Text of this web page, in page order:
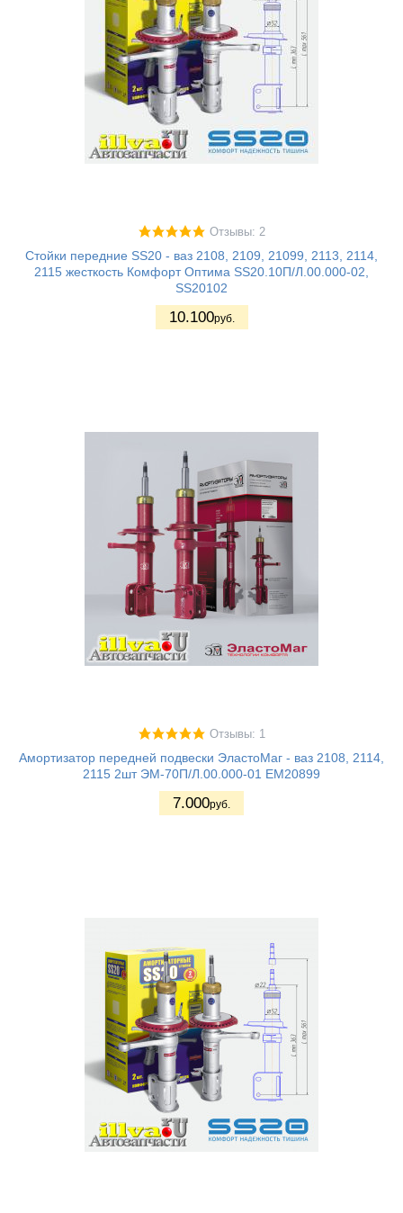
Отзывы: 2
Стойки передние SS20 - ваз 2108, 2109, 21099, 2113, 2114,
2115 жесткость Комфорт Оптима SS20.10П/Л.00.000-02,
SS20102
10.100руб.
Отзывы: 1
Амортизатор передней подвески ЭластоМаг - ваз 2108, 2114,
2115 2шт ЭМ-70П/Л.00.000-01 EM20899
7.000руб.